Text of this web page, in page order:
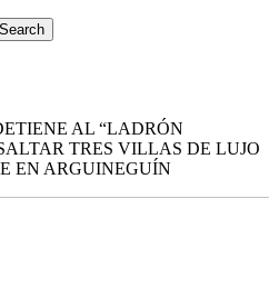
AL “LADRÓN
TRES VILLAS DE LUJO
EN ARGUINEGUÍN